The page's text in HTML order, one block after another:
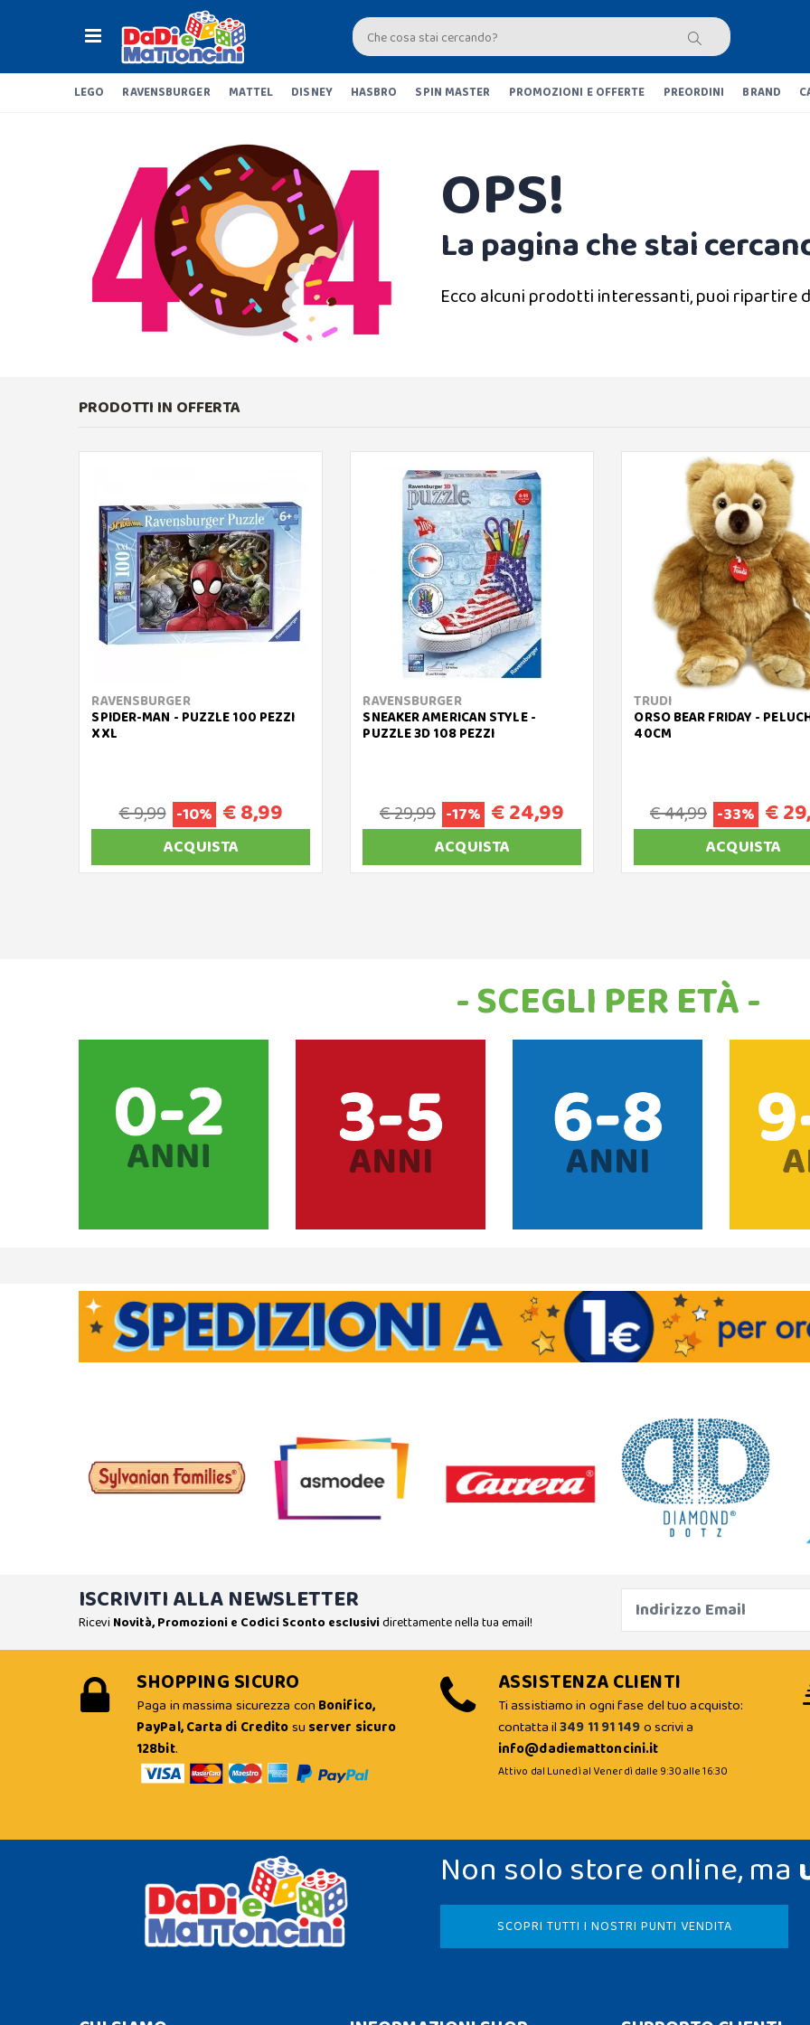
LEGO RAVENSBURGER MATTEL DISNEY HASBRO SPIN MASTER PROMOZIONI E OFFERTE PREORDINI BRAND
OPS!
La pagina che stai
Ecco alcuni prodotti interessanti, puoi ripartire
PRODOTTI IN OFFERTA
RAVENSBURGER
SPIDER-MAN - PUZZLE 100 PEZZI
XXL
€ 9,99 -10% € 8,99
ACQUISTA
RAVENSBURGER
SNEAKER AMERICAN STYLE -
PUZZLE 3D 108 PEZZI
€ 29,99 -17% € 24,99
ACQUISTA
TRUDI
ORSO BEAR FRIDAY -
40CM
€ 44,99 -33% €
ACQUISTA
- SCEGLI PER ETÀ -
ISCRIVITI ALLA NEWSLETTER
Ricevi Novità, Promozioni e Codici Sconto esclusividirettamente nella tua email!
SHOPPING SICURO
Paga in massima sicurezza con Bonifico,
PayPal, Carta di Creditosu server sicuro
128bit.
ASSISTENZA CLIENTI
Ti assistiamo in ogni fase del tuo acquisto:
contatta il349 11 91 149o scrivi a
info@dadiemattoncini.it
Attivo dal Lunedì al Venerdì dalle 9:30 alle 16:30
Non solo store online, ma
SCOPRI TUTTI I NOSTRI PUNTI VENDITA